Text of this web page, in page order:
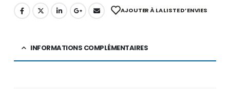
AJOUTER À LA LISTE D’ENVIES
INFORMATIONS COMPLÉMENTAIRES